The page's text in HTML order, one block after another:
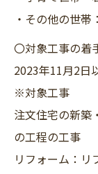
・その他の世
〇対象工事の着
2023年11月2日
※対象工事
注文住宅の新築
の工程の工事
リフォーム：リ